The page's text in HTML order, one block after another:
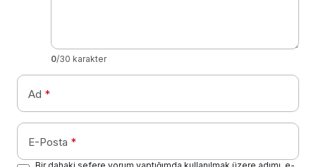
0/30 karakter
Ad *
E-Posta *